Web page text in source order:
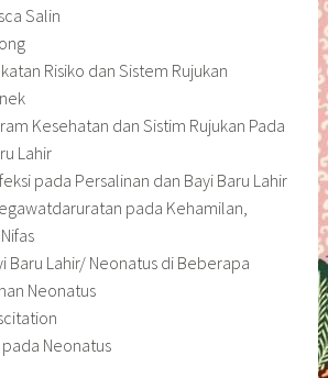
Salin
Risiko dan Sistem Rujukan
Kesehatan dan Sistim Rujukan Pada
Lahir
pada Persalinan dan Bayi Baru Lahir
pada Kehamilan,
Baru Lahir/ Neonatus di Beberapa
Neonatus
Neonatus